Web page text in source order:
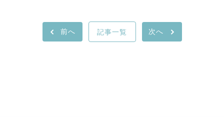
前へ 記事一覧 次へ